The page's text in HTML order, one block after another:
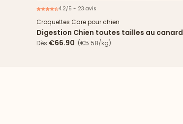
4.2/5 - 23 avis
Croquettes Care pour chien
Digestion Chien toutes tailles au canard
Dès €66.90 (€5.58/kg)